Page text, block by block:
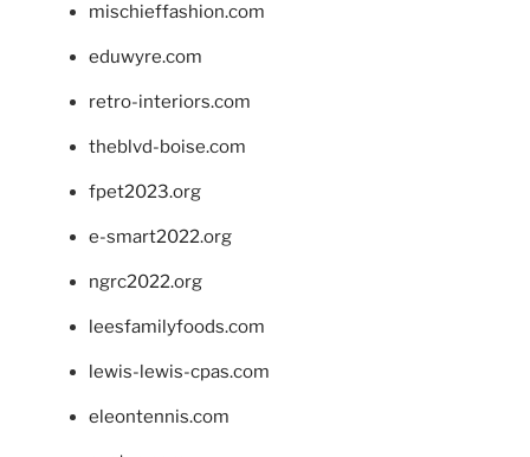
mischieffashion.com
eduwyre.com
retro-interiors.com
theblvd-boise.com
fpet2023.org
e-smart2022.org
ngrc2022.org
leesfamilyfoods.com
lewis-lewis-cpas.com
eleontennis.com